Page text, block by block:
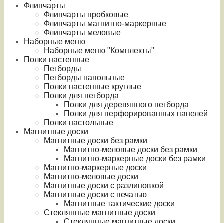
Флипчарты
Флипчарты пробковые
Флипчарты магнитно-маркерные
Флипчарты меловые
Наборные меню
Наборные меню "Комплекты"
Полки настенные
Пегборды
Пегборды напольные
Полки настенные круглые
Полки для пегборда
Полки для деревянного пегборда
Полки для перфорированных панелей
Полки настольные
Магнитные доски
Магнитные доски без рамки
Магнитно-меловые доски без рамки
Магнитно-маркерные доски без рамки
Магнитно-маркерные доски
Магнитно-меловые доски
Магнитные доски с разлиновкой
Магнитные доски с печатью
Магнитные тактические доски
Стеклянные магнитные доски
Стеклянные магнитные доски